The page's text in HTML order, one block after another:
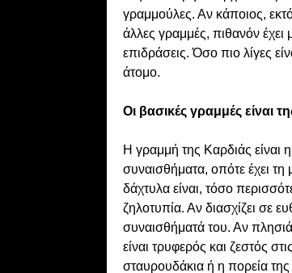
γραμμούλες. Αν κάποιος,
άλλες γραμμές, πιθανόν έχει
επιδράσεις. Όσο πιο λίγες
άτομο.
Οι βασικές γραμμές είναι
Η γραμμή της Καρδιάς είναι
συναισθήματα, οπότε έχει
δάχτυλα είναι, τόσο
ζηλοτυπία. Αν διασχίζει σε
συναισθήματά του. Αν
είναι τρυφερός και ζεστός
σταυρουδάκια ή η πορεία της